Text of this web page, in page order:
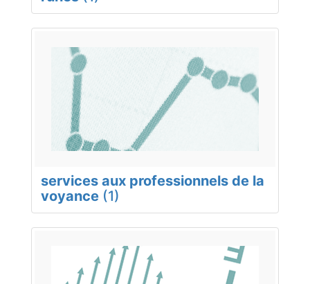
services aux professionnels de la
voyance (1)